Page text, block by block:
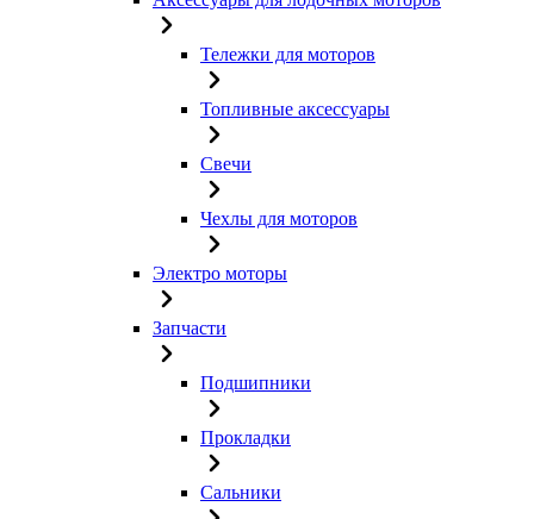
Тележки для моторов
Топливные аксессуары
Свечи
Чехлы для моторов
Электро моторы
Запчасти
Подшипники
Прокладки
Сальники